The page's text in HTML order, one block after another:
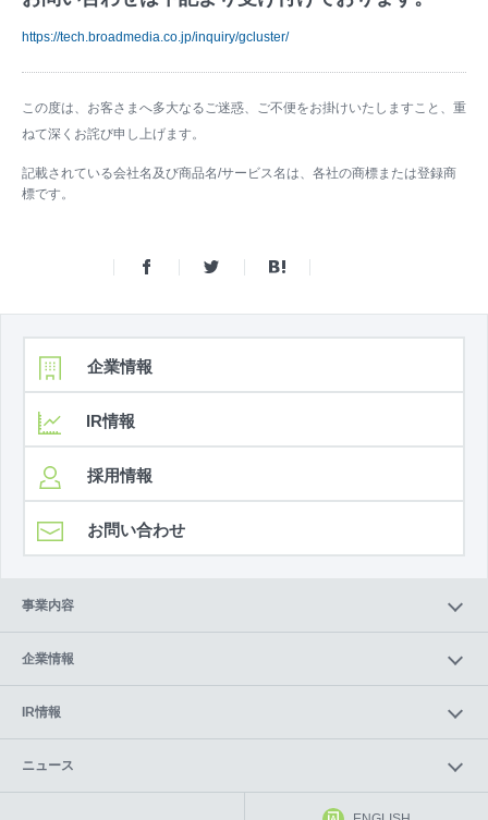
https://tech.broadmedia.co.jp/inquiry/gcluster/
この度は、お客さまへ多大なるご迷惑、ご不便をお掛けいたしますこと、重
ねて深くお詫び申し上げます。
記載されている会社名及び商品名/サービス名は、各社の商標または登録商
標です。
企業情報
IR情報
採用情報
お問い合わせ
事業内容
企業情報
IR情報
ニュース